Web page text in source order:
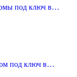
под ключ в…
под ключ в…